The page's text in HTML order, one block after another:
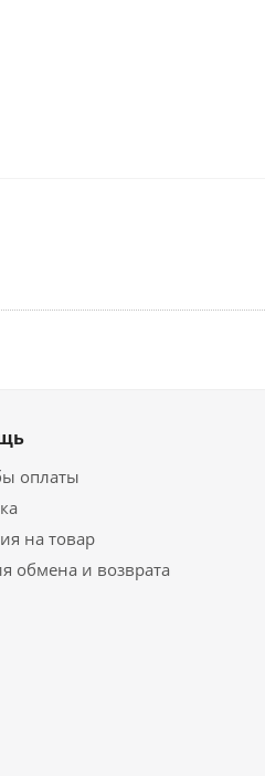
оплаты
на товар
обмена и возврата